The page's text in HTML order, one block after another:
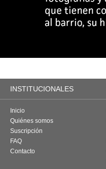
INSTITUCIONALES
Inicio
Quiénes somos
Suscripción
FAQ
Contacto